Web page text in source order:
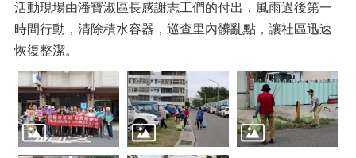
活動現場由潘寶淑區長感謝志工們的付出，風雨過後第一
時間行動，清除積水容器，巡查里內髒亂點，讓社區迅速
恢復整潔。